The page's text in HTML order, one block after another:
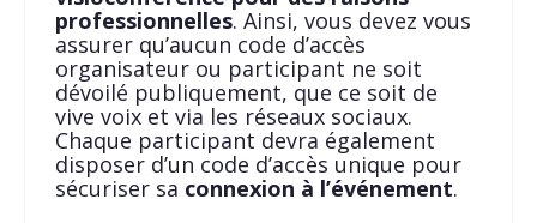
professionnelles. Ainsi, vous devez vous
assurer qu’aucun code d’accès
organisateur ou participant ne soit
dévoilé publiquement, que ce soit de
vive voix et via les réseaux sociaux.
Chaque participant devra également
disposer d’un code d’accès unique pour
sécuriser sa connexion à l’événement.